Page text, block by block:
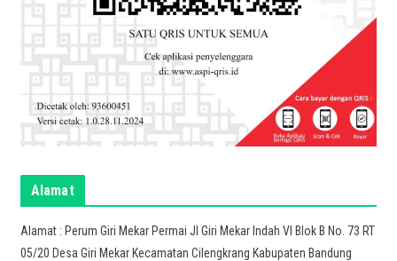
Alamat
Alamat : Perum Giri Mekar Permai Jl Giri Mekar Indah VI Blok B No. 73 RT
05/20 Desa Giri Mekar Kecamatan Cilengkrang Kabupaten Bandung